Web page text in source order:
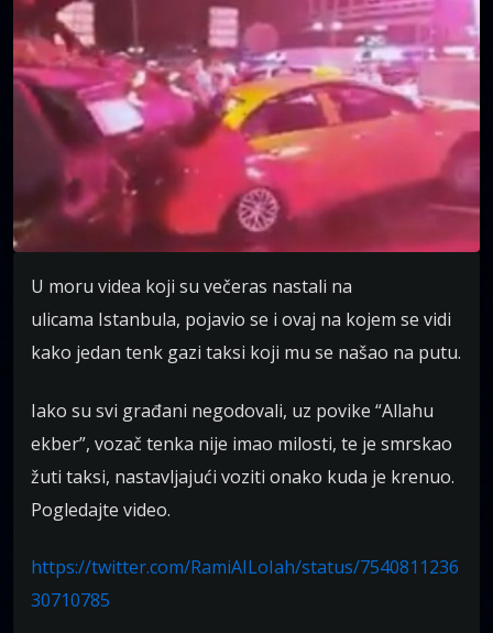
U moru videa koji su večeras nastali na
ulicama Istanbula, pojavio se i ovaj na kojem se vidi
kako jedan tenk gazi taksi koji mu se našao na putu.
Iako su svi građani negodovali, uz povike “Allahu
ekber”, vozač tenka nije imao milosti, te je smrskao
žuti taksi, nastavljajući voziti onako kuda je krenuo.
Pogledajte video.
https://twitter.com/RamiAILoIah/status/7540811236
30710785